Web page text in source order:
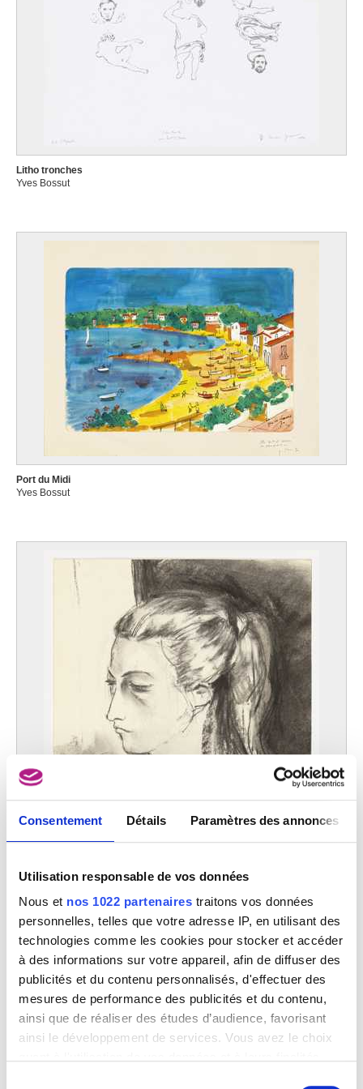
Consentement Détails Paramètres des annonces
Utilisation responsable de vos données
Nous et nos 1022 partenaires traitons vos données
personnelles, telles que votre adresse IP, en utilisant des
technologies comme les cookies pour stocker et accéder
à des informations sur votre appareil, afin de diffuser des
publicités et du contenu personnalisés, d'effectuer des
mesures de performance des publicités et du contenu,
ainsi que de réaliser des études d’audience, favorisant
ainsi le développement de services. Vous avez le choix
Litho tronches
Yves Bossut
Port du Midi
Yves Bossut
Portrait de qui il sait